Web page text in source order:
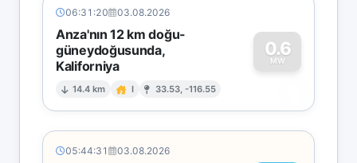
06:31:20 03.08.2026
Anza'nın 12 km doğu-
güneydoğusunda,
Kaliforniya
14.4 km I 33.53, -116.55
0.6
MW
0
05:44:31 03.08.2026